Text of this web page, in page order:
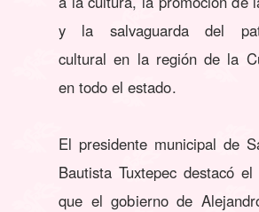
y la salvaguarda del
cultural en la región de la
en todo el estado.
El presidente municipal de
Bautista Tuxtepec destacó el
que el gobierno de